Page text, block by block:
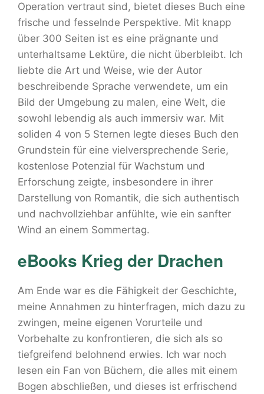
Operation vertraut sind, bietet dieses Buch eine
frische und fesselnde Perspektive. Mit knapp
über 300 Seiten ist es eine prägnante und
unterhaltsame Lektüre, die nicht überbleibt. Ich
liebte die Art und Weise, wie der Autor
beschreibende Sprache verwendete, um ein
Bild der Umgebung zu malen, eine Welt, die
sowohl lebendig als auch immersiv war. Mit
soliden 4 von 5 Sternen legte dieses Buch den
Grundstein für eine vielversprechende Serie,
kostenlose Potenzial für Wachstum und
Erforschung zeigte, insbesondere in ihrer
Darstellung von Romantik, die sich authentisch
und nachvollziehbar anfühlte, wie ein sanfter
Wind an einem Sommertag.
eBooks Krieg der Drachen
Am Ende war es die Fähigkeit der Geschichte,
meine Annahmen zu hinterfragen, mich dazu zu
zwingen, meine eigenen Vorurteile und
Vorbehalte zu konfrontieren, die sich als so
tiefgreifend belohnend erwies. Ich war noch
lesen ein Fan von Büchern, die alles mit einem
Bogen abschließen, und dieses ist erfrischend